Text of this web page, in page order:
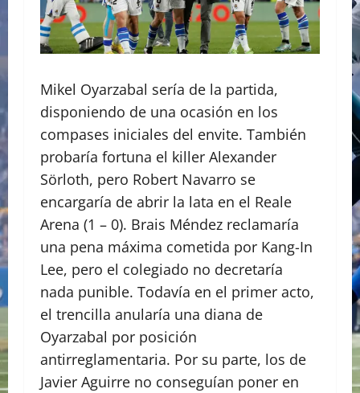
Mikel Oyarzabal sería de la partida,
disponiendo de una ocasión en los
compases iniciales del envite. También
probaría fortuna el killer Alexander
Sörloth, pero Robert Navarro se
encargaría de abrir la lata en el Reale
Arena (1 – 0). Brais Méndez reclamaría
una pena máxima cometida por Kang-In
Lee, pero el colegiado no decretaría
nada punible. Todavía en el primer acto,
el trencilla anularía una diana de
Oyarzabal por posición
antirreglamentaria. Por su parte, los de
Javier Aguirre no conseguían poner en